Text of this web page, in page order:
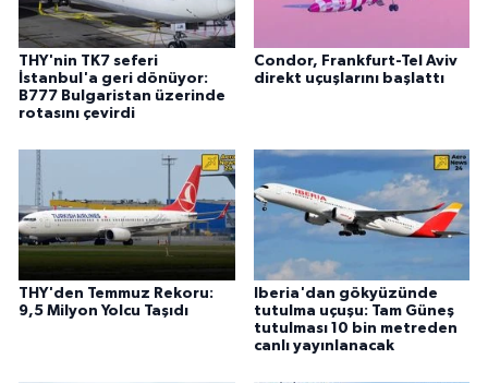
THY'nin TK7 seferi
İstanbul'a geri dönüyor:
B777 Bulgaristan üzerinde
rotasını çevirdi
Condor, Frankfurt-Tel Aviv
direkt uçuşlarını başlattı
THY'den Temmuz Rekoru:
9,5 Milyon Yolcu Taşıdı
Iberia'dan gökyüzünde
tutulma uçuşu: Tam Güneş
tutulması 10 bin metreden
canlı yayınlanacak